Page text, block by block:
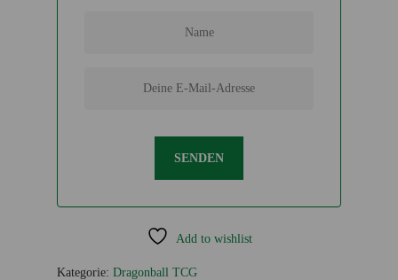
SENDEN
Add to wishlist
Kategorie: Dragonball TCG